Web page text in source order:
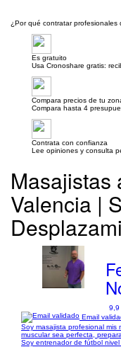
¿Por qué contratar profesionales
Es gratuito
Usa Cronoshare gratis:
Compara precios de tu
Compara hasta 4
Contrata con confianza
Lee opiniones y consulta
Masajistas
Valencia |
9,9
Email
Soy masajista profesional
muscular sea perfecta,
Soy entrenador de fútbol